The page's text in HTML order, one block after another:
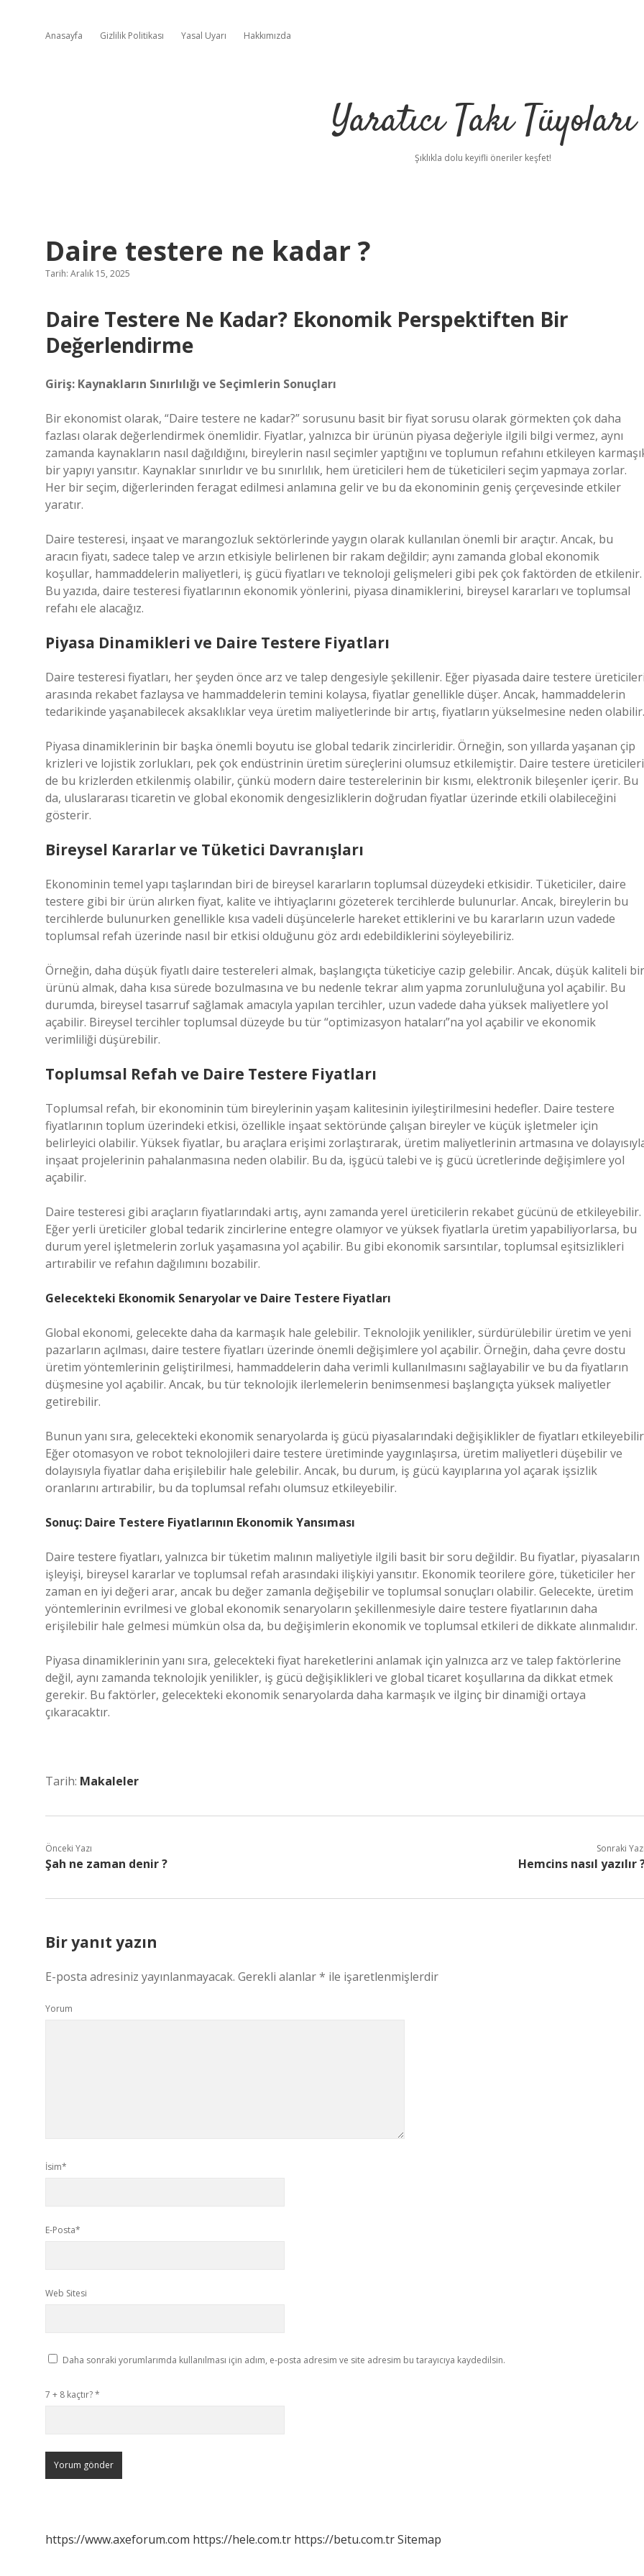
Anasayfa Gizlilik Politikası Yasal Uyarı Hakkımızda
Yaratıcı Takı Tüyoları
Şıklıkla dolu keyifli öneriler keşfet!
Daire testere ne kadar ?
Tarih: Aralık 15, 2025
Daire Testere Ne Kadar? Ekonomik Perspektiften Bir
Değerlendirme
Giriş: Kaynakların Sınırlılığı ve Seçimlerin Sonuçları
Bir ekonomist olarak, “Daire testere ne kadar?” sorusunu basit bir fiyat sorusu olarak görmekten çok daha
fazlası olarak değerlendirmek önemlidir. Fiyatlar, yalnızca bir ürünün piyasa değeriyle ilgili bilgi vermez, aynı
zamanda kaynakların nasıl dağıldığını, bireylerin nasıl seçimler yaptığını ve toplumun refahını etkileyen
bir yapıyı yansıtır. Kaynaklar sınırlıdır ve bu sınırlılık, hem üreticileri hem de tüketicileri seçim yapmaya zorlar.
Her bir seçim, diğerlerinden feragat edilmesi anlamına gelir ve bu da ekonominin geniş çerçevesinde etkiler
yaratır.
Daire testeresi, inşaat ve marangozluk sektörlerinde yaygın olarak kullanılan önemli bir araçtır. Ancak, bu
aracın fiyatı, sadece talep ve arzın etkisiyle belirlenen bir rakam değildir; aynı zamanda global ekonomik
koşullar, hammaddelerin maliyetleri, iş gücü fiyatları ve teknoloji gelişmeleri gibi pek çok faktörden de etkilenir.
Bu yazıda, daire testeresi fiyatlarının ekonomik yönlerini, piyasa dinamiklerini, bireysel kararları ve toplumsal
refahı ele alacağız.
Piyasa Dinamikleri ve Daire Testere Fiyatları
Daire testeresi fiyatları, her şeyden önce arz ve talep dengesiyle şekillenir. Eğer piyasada daire testere
arasında rekabet fazlaysa ve hammaddelerin temini kolaysa, fiyatlar genellikle düşer. Ancak, hammaddelerin
tedarikinde yaşanabilecek aksaklıklar veya üretim maliyetlerinde bir artış, fiyatların yükselmesine neden olabilir.
Piyasa dinamiklerinin bir başka önemli boyutu ise global tedarik zincirleridir. Örneğin, son yıllarda yaşanan çip
krizleri ve lojistik zorlukları, pek çok endüstrinin üretim süreçlerini olumsuz etkilemiştir. Daire testere üreticileri
de bu krizlerden etkilenmiş olabilir, çünkü modern daire testerelerinin bir kısmı, elektronik bileşenler içerir. Bu
da, uluslararası ticaretin ve global ekonomik dengesizliklerin doğrudan fiyatlar üzerinde etkili olabileceğini
gösterir.
Bireysel Kararlar ve Tüketici Davranışları
Ekonominin temel yapı taşlarından biri de bireysel kararların toplumsal düzeydeki etkisidir. Tüketiciler, daire
testere gibi bir ürün alırken fiyat, kalite ve ihtiyaçlarını gözeterek tercihlerde bulunurlar. Ancak, bireylerin bu
tercihlerde bulunurken genellikle kısa vadeli düşüncelerle hareket ettiklerini ve bu kararların uzun vadede
toplumsal refah üzerinde nasıl bir etkisi olduğunu göz ardı edebildiklerini söyleyebiliriz.
Örneğin, daha düşük fiyatlı daire testereleri almak, başlangıçta tüketiciye cazip gelebilir. Ancak, düşük kaliteli bir
ürünü almak, daha kısa sürede bozulmasına ve bu nedenle tekrar alım yapma zorunluluğuna yol açabilir. Bu
durumda, bireysel tasarruf sağlamak amacıyla yapılan tercihler, uzun vadede daha yüksek maliyetlere yol
açabilir. Bireysel tercihler toplumsal düzeyde bu tür “optimizasyon hataları”na yol açabilir ve ekonomik
verimliliği düşürebilir.
Toplumsal Refah ve Daire Testere Fiyatları
Toplumsal refah, bir ekonominin tüm bireylerinin yaşam kalitesinin iyileştirilmesini hedefler. Daire testere
fiyatlarının toplum üzerindeki etkisi, özellikle inşaat sektöründe çalışan bireyler ve küçük işletmeler için
belirleyici olabilir. Yüksek fiyatlar, bu araçlara erişimi zorlaştırarak, üretim maliyetlerinin artmasına ve
inşaat projelerinin pahalanmasına neden olabilir. Bu da, işgücü talebi ve iş gücü ücretlerinde değişimlere yol
açabilir.
Daire testeresi gibi araçların fiyatlarındaki artış, aynı zamanda yerel üreticilerin rekabet gücünü de etkileyebilir.
Eğer yerli üreticiler global tedarik zincirlerine entegre olamıyor ve yüksek fiyatlarla üretim yapabiliyorlarsa, bu
durum yerel işletmelerin zorluk yaşamasına yol açabilir. Bu gibi ekonomik sarsıntılar, toplumsal eşitsizlikleri
artırabilir ve refahın dağılımını bozabilir.
Gelecekteki Ekonomik Senaryolar ve Daire Testere Fiyatları
Global ekonomi, gelecekte daha da karmaşık hale gelebilir. Teknolojik yenilikler, sürdürülebilir üretim ve yeni
pazarların açılması, daire testere fiyatları üzerinde önemli değişimlere yol açabilir. Örneğin, daha çevre dostu
üretim yöntemlerinin geliştirilmesi, hammaddelerin daha verimli kullanılmasını sağlayabilir ve bu da fiyatların
düşmesine yol açabilir. Ancak, bu tür teknolojik ilerlemelerin benimsenmesi başlangıçta yüksek maliyetler
getirebilir.
Bunun yanı sıra, gelecekteki ekonomik senaryolarda iş gücü piyasalarındaki değişiklikler de fiyatları
Eğer otomasyon ve robot teknolojileri daire testere üretiminde yaygınlaşırsa, üretim maliyetleri düşebilir ve
dolayısıyla fiyatlar daha erişilebilir hale gelebilir. Ancak, bu durum, iş gücü kayıplarına yol açarak işsizlik
oranlarını artırabilir, bu da toplumsal refahı olumsuz etkileyebilir.
Sonuç: Daire Testere Fiyatlarının Ekonomik Yansıması
Daire testere fiyatları, yalnızca bir tüketim malının maliyetiyle ilgili basit bir soru değildir. Bu fiyatlar, piyasaların
işleyişi, bireysel kararlar ve toplumsal refah arasındaki ilişkiyi yansıtır. Ekonomik teorilere göre, tüketiciler her
zaman en iyi değeri arar, ancak bu değer zamanla değişebilir ve toplumsal sonuçları olabilir. Gelecekte, üretim
yöntemlerinin evrilmesi ve global ekonomik senaryoların şekillenmesiyle daire testere fiyatlarının daha
erişilebilir hale gelmesi mümkün olsa da, bu değişimlerin ekonomik ve toplumsal etkileri de dikkate alınmalıdır.
Piyasa dinamiklerinin yanı sıra, gelecekteki fiyat hareketlerini anlamak için yalnızca arz ve talep faktörlerine
değil, aynı zamanda teknolojik yenilikler, iş gücü değişiklikleri ve global ticaret koşullarına da dikkat etmek
gerekir. Bu faktörler, gelecekteki ekonomik senaryolarda daha karmaşık ve ilginç bir dinamiği ortaya
çıkaracaktır.
Tarih: Makaleler
Önceki Yazı
Şah ne zaman denir ?
Sonraki
Hemcins nasıl yazılır
Bir yanıt yazın
E-posta adresiniz yayınlanmayacak. Gerekli alanlar* ile işaretlenmişlerdir
Yorum
İsim*
E-Posta*
Web Sitesi
Daha sonraki yorumlarımda kullanılması için adım, e-posta adresim ve site adresim bu tarayıcıya kaydedilsin.
7 + 8 kaçtır?*
https://www.axeforum.com https://hele.com.tr https://betu.com.trSitemap